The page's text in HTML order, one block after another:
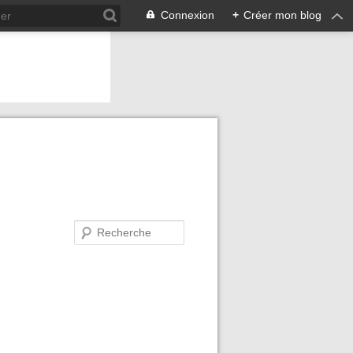
Connexion + Créer mon blog